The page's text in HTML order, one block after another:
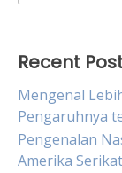
for:
Recent
Mengenal
Pengaruhnya
Pengenalan
Amerika Serikat